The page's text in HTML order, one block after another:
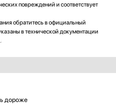
повреждений и соответствует
обратитесь в официальный
в технической документации
дороже